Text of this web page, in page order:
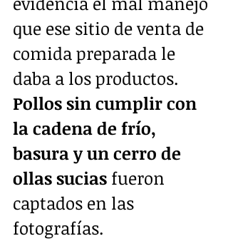
que ese sitio de venta de
comida preparada le
daba a los productos.
Pollos sin cumplir con
la cadena de frío,
basura y un cerro de
ollas sucias fueron
captados en las
fotografías.